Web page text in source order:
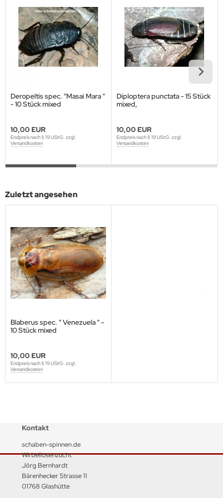
Deropeltis spec. "Masai Mara "
- 10 Stück mixed
10,00 EUR
Endpreis nach § 19 UStG. zzgl.
Versandkosten
Diploptera punctata - 15 Stück
mixed,
10,00 EUR
Endpreis nach § 19 UStG. zzgl.
Versandkosten
Zuletzt angesehen
Blaberus spec. " Venezuela " -
10 Stück mixed
10,00 EUR
Endpreis nach § 19 UStG. zzgl.
Versandkosten
Kontakt
schaben-spinnen.de
Wirbellosenzucht
Jörg Bernhardt
Bärenhecker Strasse 11
01768 Glashütte